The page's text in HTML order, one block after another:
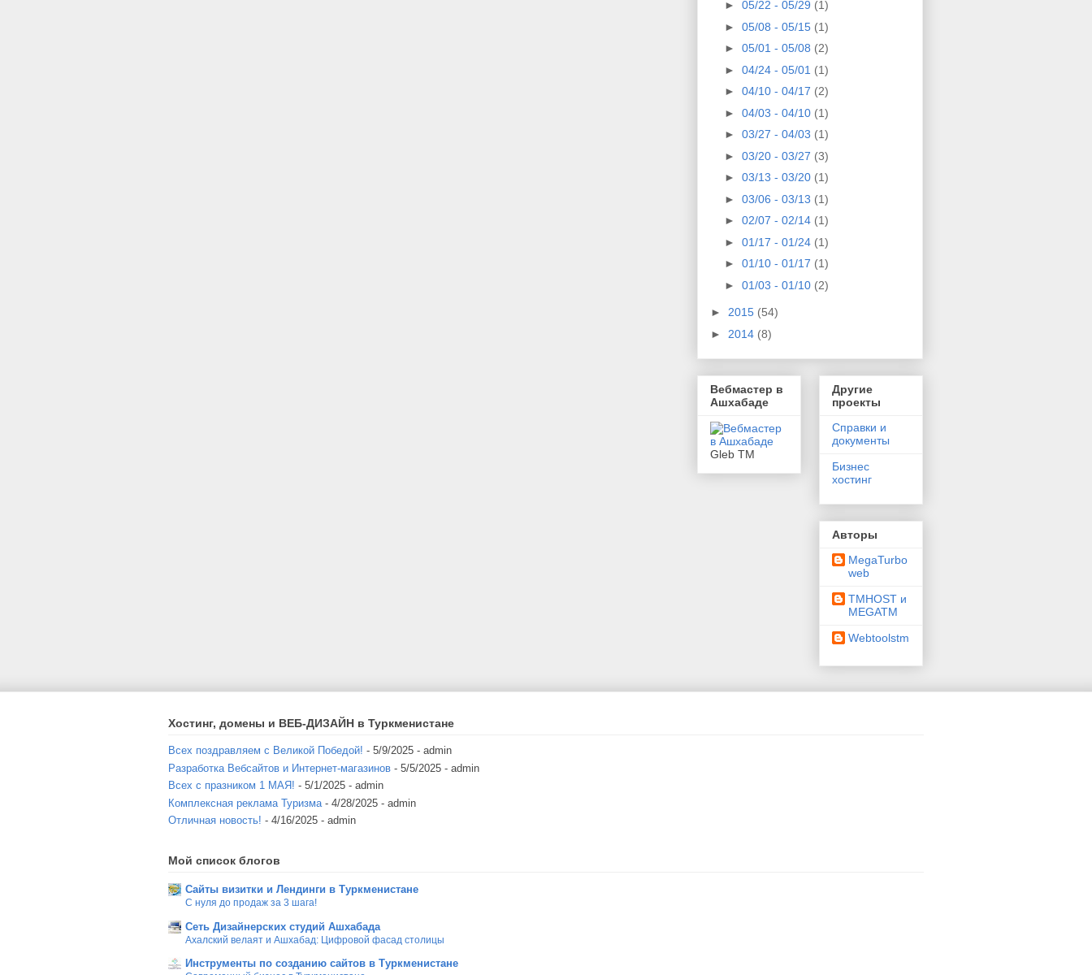
► 05/22 - 05/29 (1)
► 05/08 - 05/15 (1)
► 05/01 - 05/08 (2)
► 04/24 - 05/01 (1)
► 04/10 - 04/17 (2)
► 04/03 - 04/10 (1)
► 03/27 - 04/03 (1)
► 03/20 - 03/27 (3)
► 03/13 - 03/20 (1)
► 03/06 - 03/13 (1)
► 02/07 - 02/14 (1)
► 01/17 - 01/24 (1)
► 01/10 - 01/17 (1)
► 01/03 - 01/10 (2)
► 2015 (54)
► 2014 (8)
Вебмастер в
Ашхабаде
Gleb TM
Другие
проекты
Справки и
документы
Бизнес
хостинг
Авторы
MegaTurbo
web
TMHOST и
MEGATM
Webtoolstm
Хостинг, домены и ВЕБ-ДИЗАЙН в Туркменистане
Всех поздравляем с Великой Победой! - 5/9/2025 - admin
Разработка Вебсайтов и Интернет-магазинов - 5/5/2025 - admin
Всех с празником 1 МАЯ! - 5/1/2025 - admin
Комплексная реклама Туризма - 4/28/2025 - admin
Отличная новость! - 4/16/2025 - admin
Мой список блогов
Сайты визитки и Лендинги в Туркменистане
С нуля до продаж за 3 шага!
Сеть Дизайнерских студий Ашхабада
Ахалский велаят и Ашхабад: Цифровой фасад столицы
Инструменты по созданию сайтов в Туркменистане